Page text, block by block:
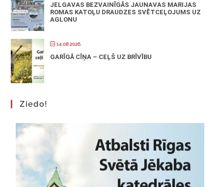
JELGAVAS BEZVAINĪGĀS JAUNAVAS MARIJAS
ROMAS KATOĻU DRAUDZES SVĒTCEĻOJUMS UZ
AGLONU
14.08.2026.
GARĪGĀ CĪŅA – CEĻŠ UZ BRĪVĪBU
Ziedo!